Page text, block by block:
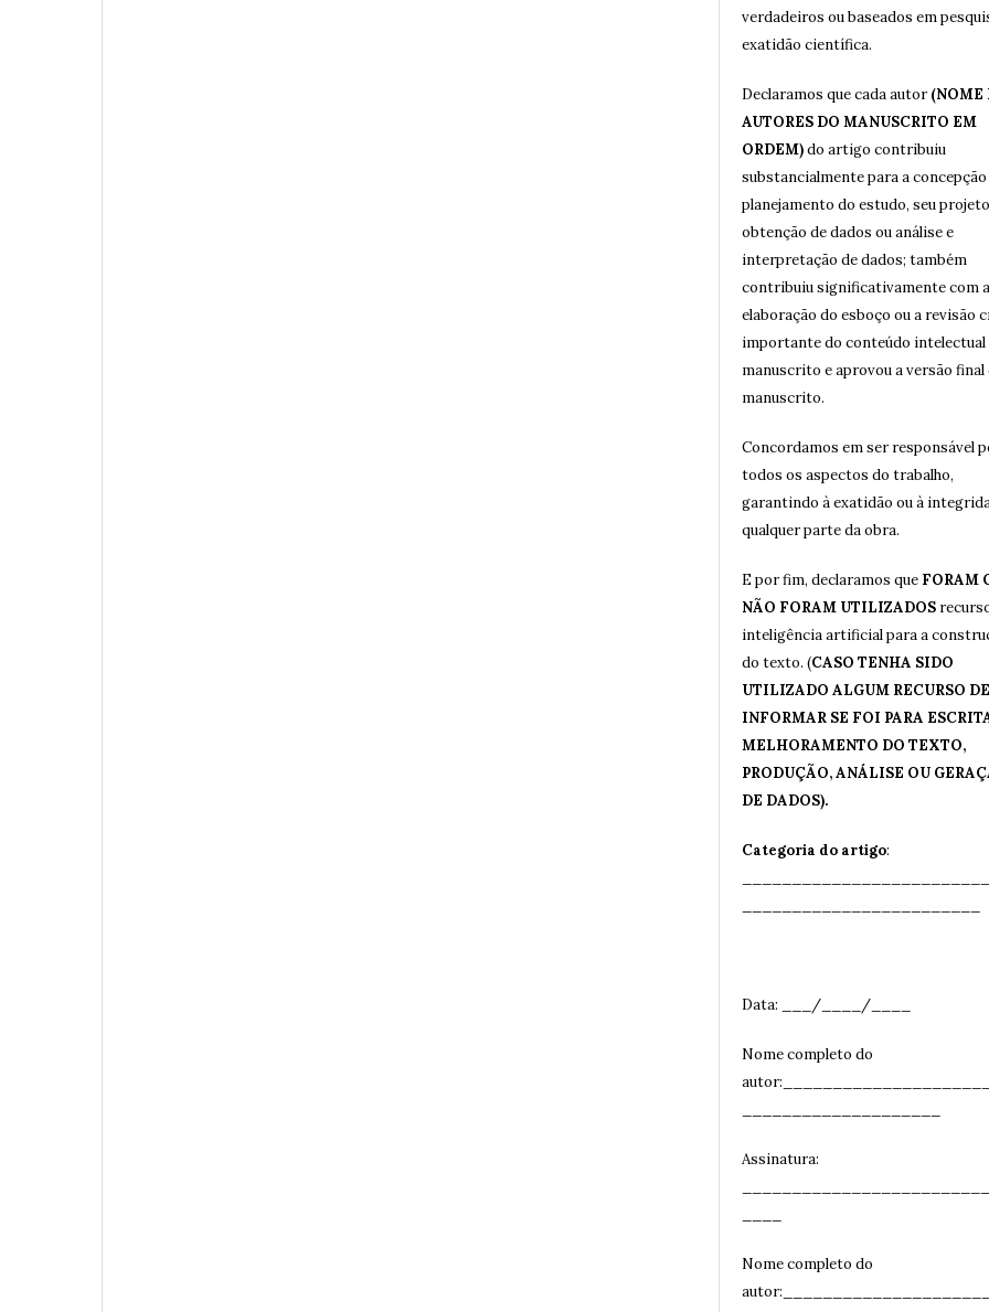
verdadeiros ou baseados em
exatidão científica.
Declaramos que cada autor(NOME
AUTORES DO MANUSCRITO EM
ORDEM)do artigo contribuiu
substancialmente para a concepção
planejamento do estudo, seu
obtenção de dados ou análise e
interpretação de dados; também
contribuiu significativamente com a
elaboração do esboço ou a revisão
importante do conteúdo intelectual
manuscrito e aprovou a versão final
manuscrito.
Concordamos em ser responsável
todos os aspectos do trabalho,
garantindo à exatidão ou à
qualquer parte da obra.
E por fim, declaramos que FORAM
NÃO FORAM UTILIZADOS
inteligência artificial para a
do texto. (CASO TENHA SIDO
UTILIZADO ALGUM RECURSO
INFORMAR SE FOI PARA
MELHORAMENTO DO TEXTO,
PRODUÇÃO, ANÁLISE OU
DE DADOS).
Categoria do artigo:
Data: ___/____/____
Nome completo do
Assinatura:
Nome completo do